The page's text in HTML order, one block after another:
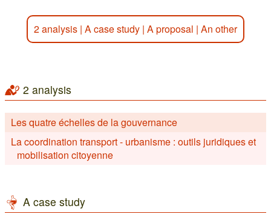
2 analysis | A case study | A proposal | An other
2 analysis
Les quatre échelles de la gouvernance
La coordination transport - urbanisme : outils juridiques et
mobilisation citoyenne
A case study